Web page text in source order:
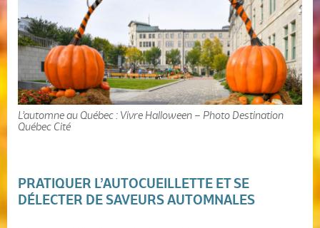
L’automne au Québec : Vivre Halloween – Photo Destination
Québec Cité
PRATIQUER L’AUTOCUEILLETTE ET SE
DÉLECTER DE SAVEURS AUTOMNALES